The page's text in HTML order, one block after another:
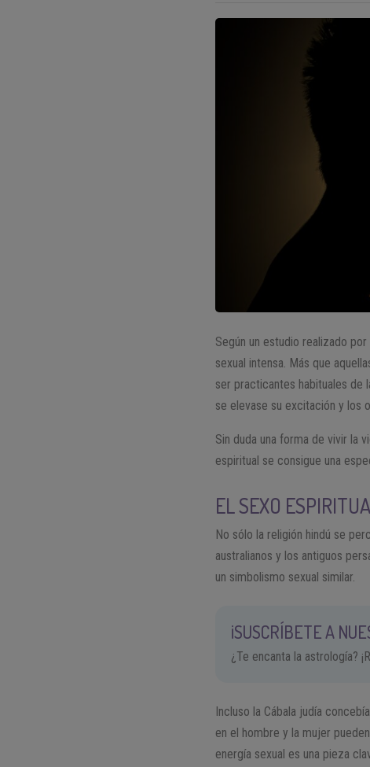
Según un estudio realizado
sexual intensa. Más que
ser practicantes habituales de
se elevase su excitación y los
Sin duda una forma de vivir la
espiritual se consigue una
EL SEXO
No sólo la religión hindú se
australianos y los antiguos
un simbolismo sexual similar.
¡SUSCRÍBETE A
¿Te encanta la astrología?
Incluso la Cábala judía
en el hombre y la mujer
energía sexual es una pieza